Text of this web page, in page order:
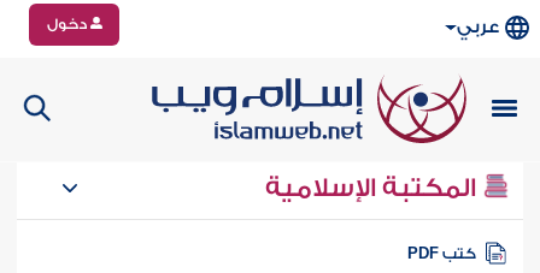
عربي دخول
المكتبة الإسلامية